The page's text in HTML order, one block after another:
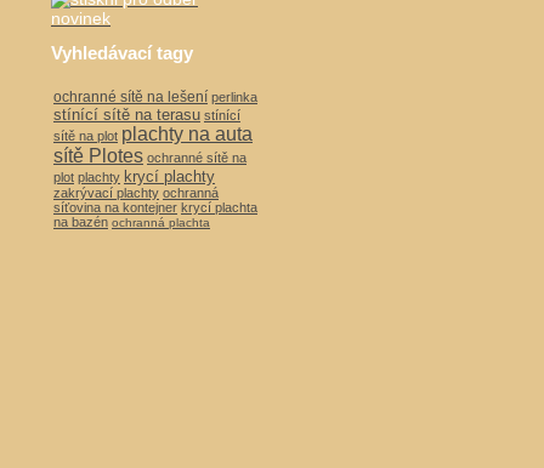
Vyhledávací tagy
ochranné sítě na lešení perlinka
stínící sítě na terasu stínící
sítě na plot plachty na auta
sítě Plotes ochranné sítě na
plot plachty krycí plachty
zakrývací plachty ochranná
síťovina na kontejner krycí plachta
na bazén ochranná plachta